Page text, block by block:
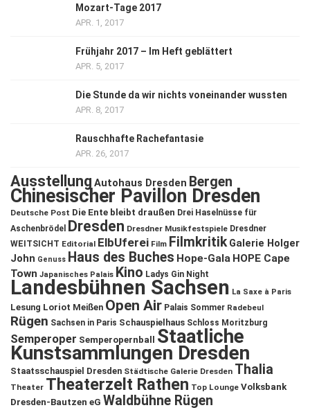
Mozart-Tage 2017
APR. 1, 2017
Frühjahr 2017 – Im Heft geblättert
APR. 5, 2017
Die Stunde da wir nichts voneinander wussten
APR. 8, 2017
Rauschhafte Rachefantasie
APR. 26, 2017
Ausstellung Autohaus Dresden Bergen
Chinesischer Pavillon Dresden
Deutsche Post Die Ente bleibt draußen Drei Haselnüsse für
Aschenbrödel
Dresden Dresdner Musikfestspiele Dresdner
WEITSICHT Editorial ElbUferei Film Filmkritik Galerie Holger
John Genuss Haus des Buches Hope-Gala HOPE Cape
Town Japanisches Palais Kino Ladys Gin Night
Landesbühnen Sachsen La Saxe à Paris
Lesung Loriot Meißen Open Air Palais Sommer Radebeul
Rügen Sachsen in Paris Schauspielhaus Schloss Moritzburg
Semperoper Semperopernball Staatliche
Kunstsammlungen Dresden
Staatsschauspiel Dresden Städtische Galerie Dresden Thalia
Theater Theaterzelt Rathen Top Lounge Volksbank
Dresden-Bautzen eG Waldbühne Rügen